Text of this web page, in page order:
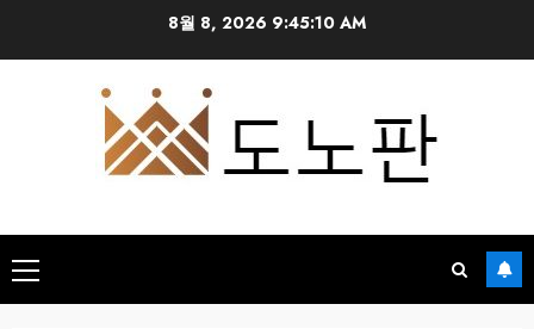
8월 8, 20269:45:11 AM
Primary
Menu